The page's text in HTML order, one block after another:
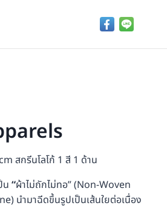
สกรีนโลโก้ 1 สี 1 ด้าน
น “ผ้าไม่ถักไม่ทอ” (Non-Woven
นำมาฉีดขึ้นรูปเป็นเส้นใยต่อเนื่อง